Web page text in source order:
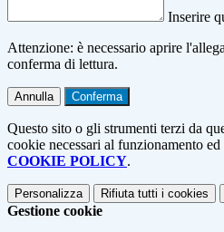
Inserire
Attenzione: è necessario aprire
conferma di lettura.
Annulla Conferma
Questo sito o gli strumenti terzi da
cookie necessari al funzionamento
COOKIE POLICY.
Personalizza Rifiuta tutti i cookies
Gestione cookie